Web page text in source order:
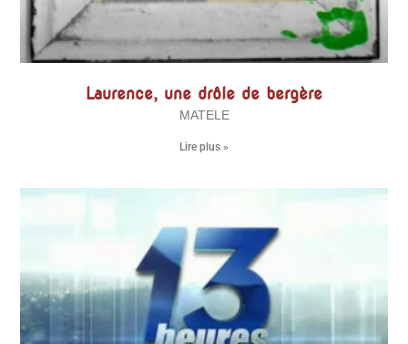
Laurence, une drôle de bergère
MATELE
Lire plus »